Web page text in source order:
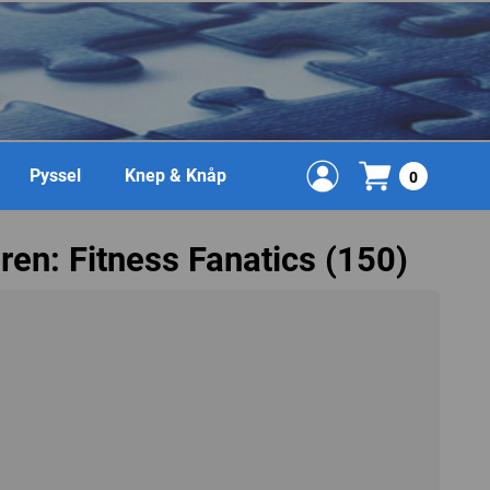
Pyssel Knep & Knåp 0
Fitness Fanatics (150)